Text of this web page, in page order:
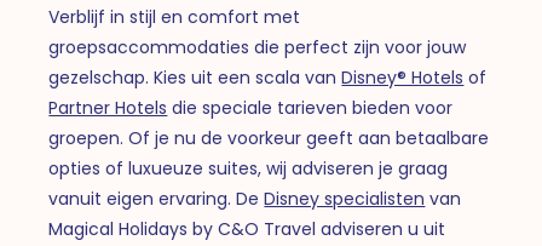
Verblijf in stijl en comfort met
groepsaccommodaties die perfect zijn voor jouw
gezelschap. Kies uit een scala vanDisney® Hotels of
Partner Hotels die speciale tarieven bieden voor
groepen. Of je nu de voorkeur geeft aan betaalbare
opties of luxueuze suites, wij adviseren je graag
vanuit eigen ervaring. DeDisney specialisten van
Magical Holidays by C&O Travel adviseren u uit